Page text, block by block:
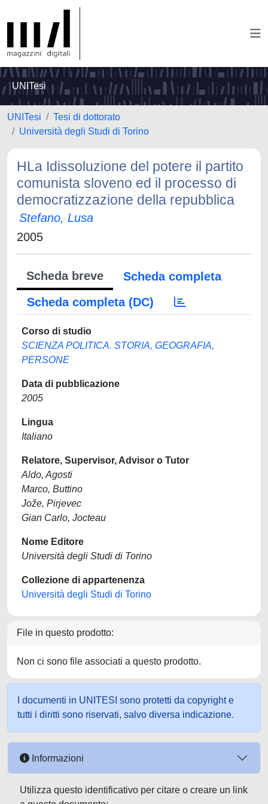
UNITesi
UNITesi
Tesi di dottorato
Università degli Studi di Torino
HLa Idissoluzione del potere il partito
comunista sloveno ed il processo di
democratizzazione della repubblica
Stefano, Lusa
2005
Scheda breve
Scheda completa
Scheda completa (DC)
Corso di studio
SCIENZA POLITICA. STORIA, GEOGRAFIA,
PERSONE
Data di pubblicazione
2005
Lingua
Italiano
Relatore, Supervisor, Advisor o Tutor
Aldo, Agosti
Marco, Buttino
Jože, Pirjevec
Gian Carlo, Jocteau
Nome Editore
Università degli Studi di Torino
Collezione di appartenenza
Università degli Studi di Torino
File in questo prodotto:
Non ci sono file associati a questo prodotto.
I documenti in UNITESI sono protetti da copyright e
tutti i diritti sono riservati, salvo diversa indicazione.
Informazioni
Utilizza questo identificativo per citare o creare un link